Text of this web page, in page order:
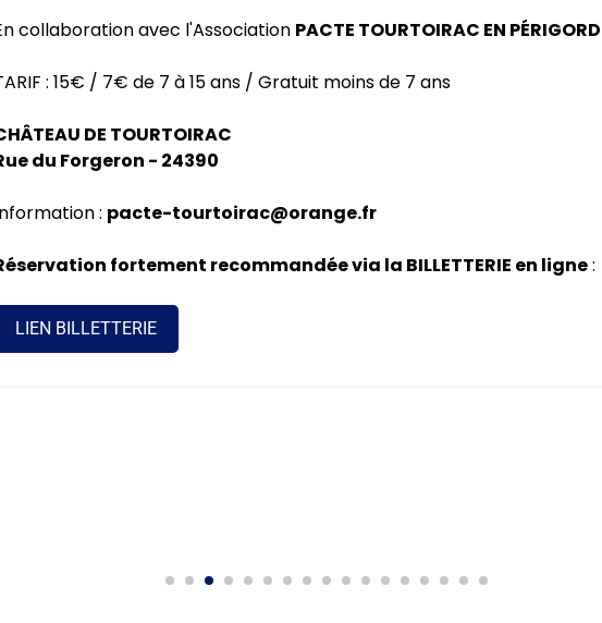
: 12€ / Gratuit moins de 12 ans
MANOIR ET JARDIN DE LA SALLE
/ RÉSERVATION AU :
06 82 97 24 95